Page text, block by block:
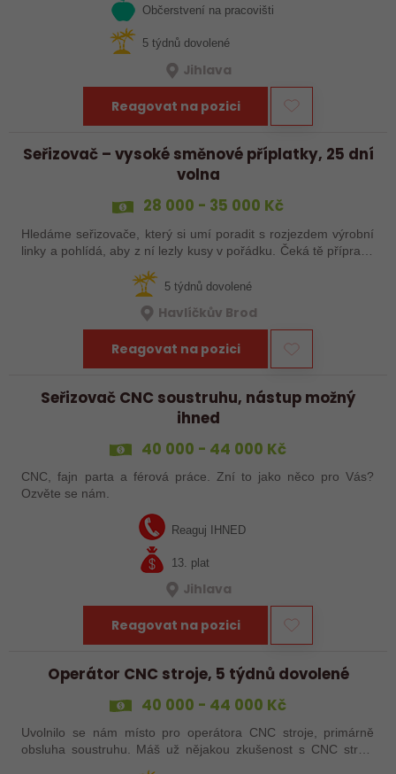
Občerstvení na pracovišti
5 týdnů dovolené
Jihlava
Reagovat na pozici
Seřizovač – vysoké směnové příplatky, 25 dní
volna
28 000 - 35 000 Kč
Hledáme seřizovače, který si umí poradit s rozjezdem výrobní
linky a pohlídá, aby z ní lezly kusy v pořádku. Čeká tě příprava
5 týdnů dovolené
Havlíčkův Brod
Reagovat na pozici
Seřizovač CNC soustruhu, nástup možný
ihned
40 000 - 44 000 Kč
CNC, fajn parta a férová práce. Zní to jako něco pro Vás?
Ozvěte se nám.
Reaguj IHNED
13. plat
Jihlava
Reagovat na pozici
Operátor CNC stroje, 5 týdnů dovolené
40 000 - 44 000 Kč
Uvolnilo se nám místo pro operátora CNC stroje, primárně
obsluha soustruhu. Máš už nějakou zkušenost s CNC stroji,